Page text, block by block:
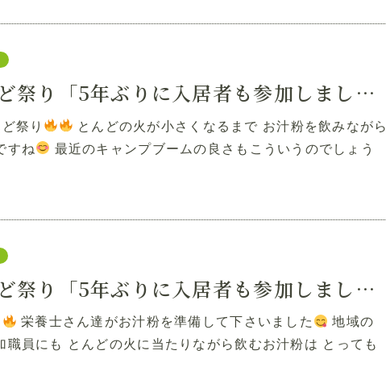
令和7年とんど祭り「5年ぶりに入居者も参加しました」④
祭り
とんどの火が小さくなるまで お汁粉を飲みながら
すね
最近のキャンプブームの良さもこういうのでしょう
令和7年とんど祭り「5年ぶりに入居者も参加しました」③
栄養士さん達がお汁粉を準備して下さいました
地域の
職員にも とんどの火に当たりながら飲むお汁粉は とっても